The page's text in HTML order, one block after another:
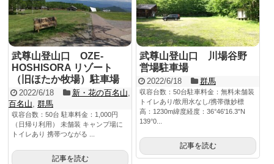
武尊山登山口 OZE-
HOSHISORA リゾート
（旧ほたか牧場）駐車場
2022/6/18 新・花の百名山
百名山 群馬
収容台数：50台 駐車料金：1,000円
（日帰り利用） 未舗装 キャンプ場に
トイレあり 携帯つながる ...
記事を読む
武尊山登山口 川場谷野
営場駐車場
2022/6/18 群馬
収容台数：50台駐車料金：無料未舗装
トイレあり/飲用水なし/携帯微妙標
高：1230m緯度経度：36°46'16.3"N
139°0...
記事を読む